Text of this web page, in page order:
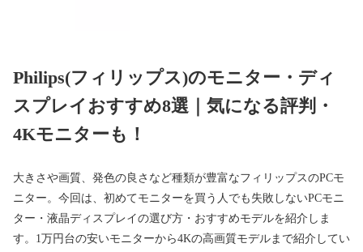
Philips(フィリップス)のモニター・ディ
スプレイおすすめ8選｜気になる評判・
4Kモニターも！
大きさや画質、発色の良さなど種類が豊富なフィリップスのPCモ
ニター。今回は、初めてモニターを買う人でも失敗しないPCモニ
ター・液晶ディスプレイの選び方・おすすめモデルを紹介しま
す。1万円台の安いモニターから4Kの高画質モデルまで紹介してい